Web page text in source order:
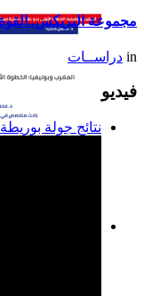
مجموعة البريكس..القوة
in دراســات
فيديو
نتائج جولة